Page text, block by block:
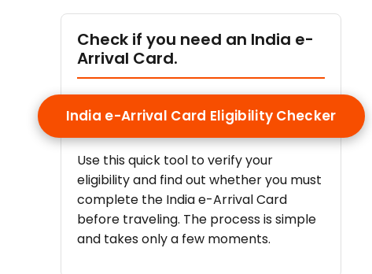
Check if you need an India e-
Arrival Card.
India e-Arrival Card Eligibility Checker
Use this quick tool to verify your
eligibility and find out whether you must
complete the India e-Arrival Card
before traveling. The process is simple
and takes only a few moments.